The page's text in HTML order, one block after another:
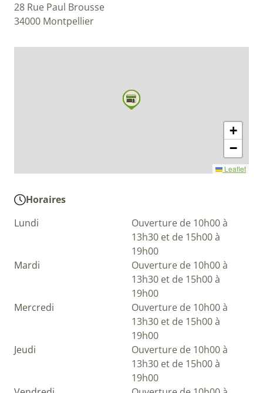
28 Rue Paul Brousse
34000 Montpellier
+
−
Leaflet
Horaires
Lundi
Ouverture de 10h00 à
13h30 et de 15h00 à
19h00
Mardi
Ouverture de 10h00 à
13h30 et de 15h00 à
19h00
Mercredi
Ouverture de 10h00 à
13h30 et de 15h00 à
19h00
Jeudi
Ouverture de 10h00 à
13h30 et de 15h00 à
19h00